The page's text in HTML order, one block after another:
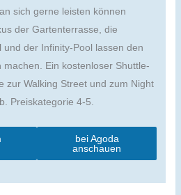
sich gerne leisten können
der Gartenterrasse, die
der Infinity-Pool lassen den
Ein kostenloser Shuttle-
zur Walking Street und zum Night
Preiskategorie 4-5.
bei Agoda
anschauen